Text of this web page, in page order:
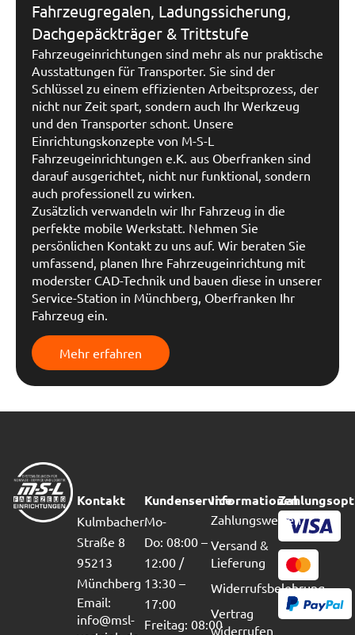
Fahrzeugregalen, Ladungssicherung,
Dachgepäckträger & Trittstufe
Fahrzeugeinrichtungen sind mehr als nur praktische
Ausstattungen für Transporter. Sie sind der
Schlüssel zu einem effizienten Arbeitsprozess, der
nicht nur Zeit spart, sondern auch Ihr Werkzeug
und den Transporter schont. Unsere
Einrichtungskonzepte von M-S-L
Fahrzeugeinrichtungen e.K. aus Oberfranken sind
darauf ausgerichtet, nicht nur funktional, sondern
auch professionell zu wirken.
Zusätzlich verwandeln wir Ihr Fahrzeug in die
perfekte mobile Werkstatt. Nehmen Sie
persönlichen Kontakt zu uns auf. Wir beraten Sie
umfassend, planen Ihre Fahrzeugeinrichtung mit
moderster CAD-Technik und bauen diese in unserer
Service-Station in Münchberg, Oberfranken Ihr
Fahrzeug ein.
Mehr erfahren
Kontakt
Kulmbacher
Straße 8
95213
Münchberg
Email:
info@msl-
Kundenservice
Mo-
Do: 08:00 –
12:00 /
13:30 –
17:00
Freitag: 08:00
Informationen
Zahlungsweisen
Versand &
Lieferung
Widerrufsbelehrung
Vertrag
widerrufen